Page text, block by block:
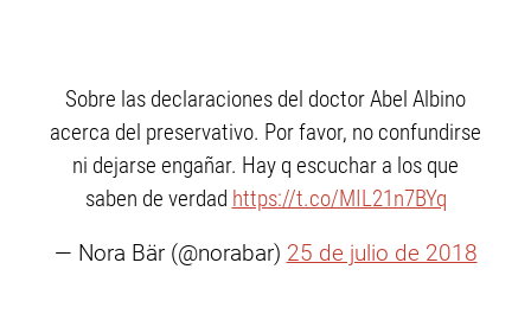
Sobre las declaraciones del doctor Abel Albino
acerca del preservativo. Por favor, no confundirse
ni dejarse engañar. Hay q escuchar a los que
saben de verdad https://t.co/MIL21n7BYq
— Nora Bär (@norabar) 25 de julio de 2018